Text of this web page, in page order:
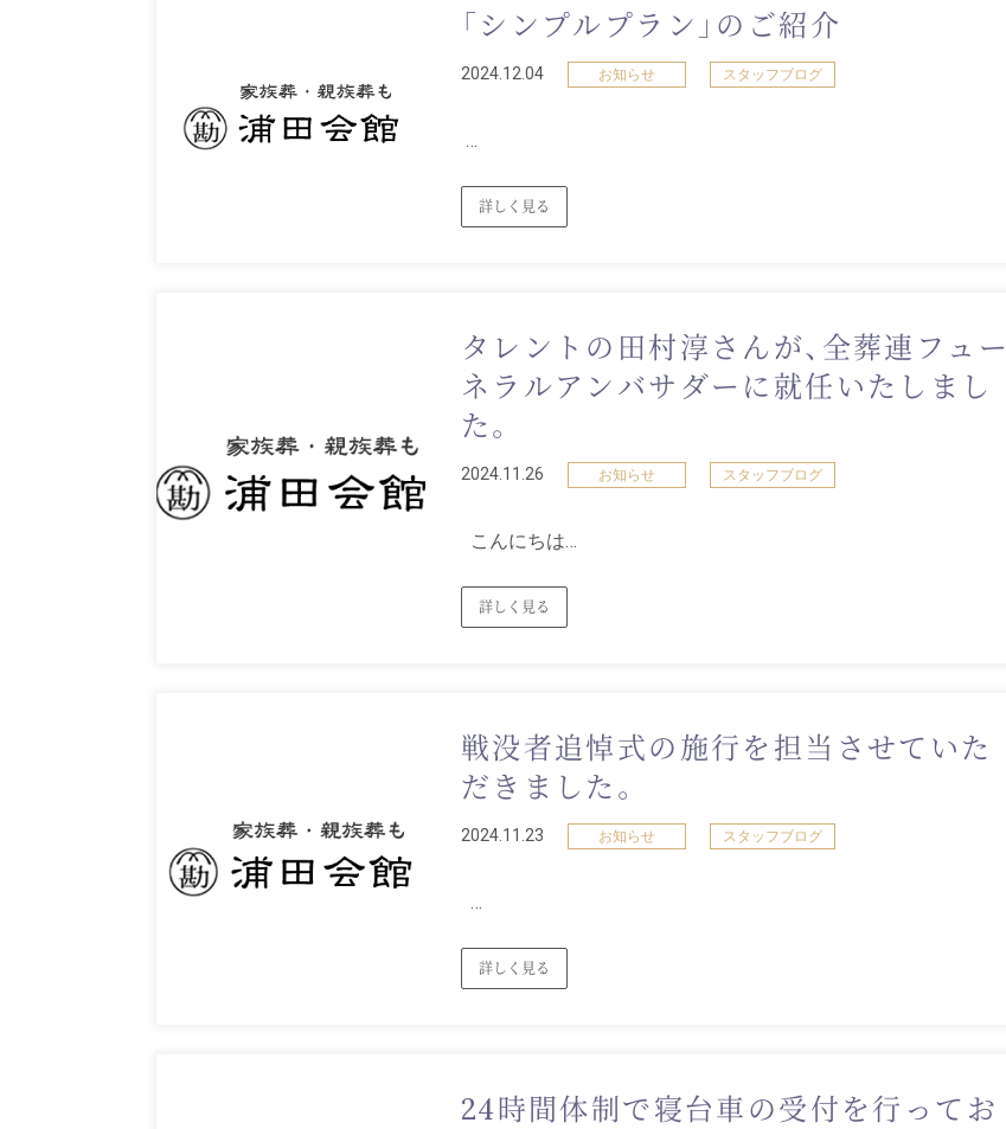
「シンプルプラン」のご紹介
2024.12.04 お知らせ スタッフブログ
…
詳しく見る
タレントの田村淳さんが、全葬連フュー
ネラルアンバサダーに就任いたしまし
た。
2024.11.26 お知らせ スタッフブログ
こんにちは…
詳しく見る
戦没者追悼式の施行を担当させていた
だきました。
2024.11.23 お知らせ スタッフブログ
…
詳しく見る
24時間体制で寝台車の受付を行ってお